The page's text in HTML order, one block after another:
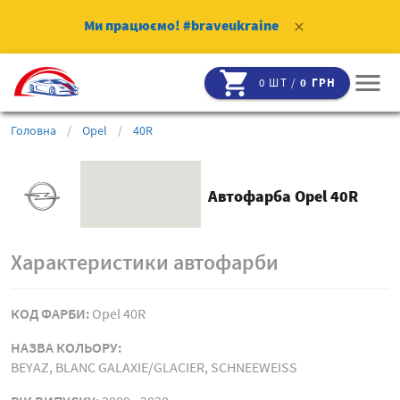
Ми працюємо! #braveukraine clear
shopping_cart 0 ШТ /0 ГРН menu
Головна / Opel / 40R
Автофарба Opel 40R
Характеристики автофарби
КОД ФАРБИ: Opel 40R
НАЗВА КОЛЬОРУ:
BEYAZ, BLANC GALAXIE/GLACIER, SCHNEEWEISS